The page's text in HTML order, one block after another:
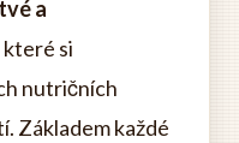
a
které si
nutričních
Základem každé